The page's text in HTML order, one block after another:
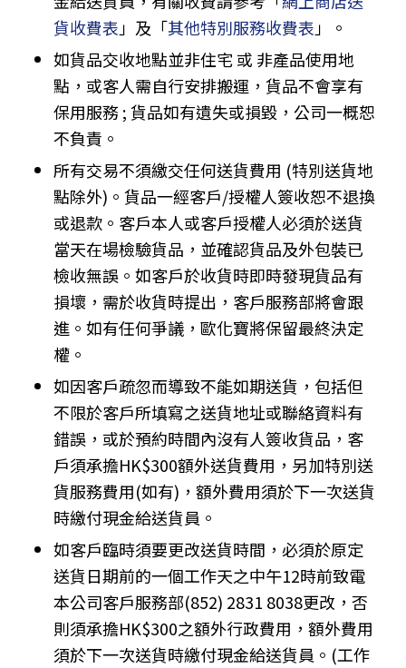
貨收費表 」及「其他特別服務收費表 」。
如貨品交收地點並非住宅 或 非產品使用地
點，或客人需自行安排搬運，貨品不會享有
保用服務 ; 貨品如有遺失或損毀，公司一概恕
不負責。
所有交易不須繳交任何送貨費用 (特別送貨地
點除外)。貨品一經客戶/授權人簽收恕不退換
或退款。客戶本人或客戶授權人必須於送貨
當天在場檢驗貨品，並確認貨品及外包裝已
檢收無誤。如客戶於收貨時即時發現貨品有
損壞，需於收貨時提出，客戶服務部將會跟
進。如有任何爭議，歐化寶將保留最終決定
權。
如因客戶疏忽而導致不能如期送貨，包括但
不限於客戶所填寫之送貨地址或聯絡資料有
錯誤，或於預約時間內沒有人簽收貨品，客
戶須承擔HK$300額外送貨費用，另加特別送
貨服務費用(如有)，額外費用須於下一次送貨
時繳付現金給送貨員。
如客戶臨時須要更改送貨時間，必須於原定
送貨日期前的一個工作天之中午12時前致電
本公司客戶服務部(852) 2831 8038更改，否
則須承擔HK$300之額外行政費用，額外費用
須於下一次送貨時繳付現金給送貨員。(工作